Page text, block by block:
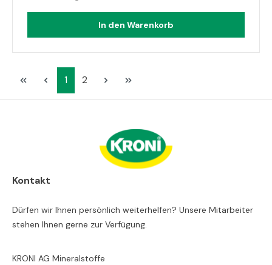
In den Warenkorb
Seite
1 Seite
2
Kontakt
Dürfen wir Ihnen persönlich weiterhelfen? Unsere Mitarbeiter
stehen Ihnen gerne zur Verfügung.
KRONI AG Mineralstoffe